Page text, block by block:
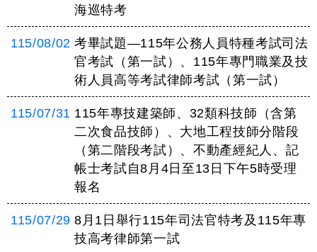
海巡特考
115/08/02 考畢試題—115年公務人員特種考試司法
官考試（第一試）、115年專門職業及技
術人員高等考試律師考試（第一試）
115/07/31 115年專技建築師、32類科技師（含第
二次食品技師）、大地工程技師分階段
（第二階段考試）、不動產經紀人、記
帳士考試自8月4日至13日下午5時受理
報名
115/07/29 8月1日舉行115年司法官特考及115年專
技高考律師第一試